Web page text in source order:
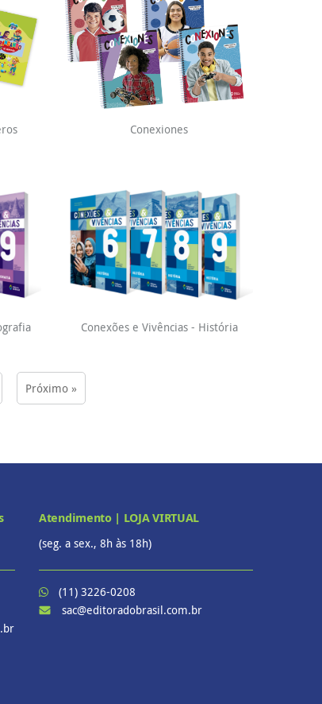
Conexiones
Conexões e Vivências - História
Próximo »
Atendimento | LOJA VIRTUAL
(seg. a sex., 8h às 18h)
(11) 3226-0208
sac@editoradobrasil.com.br